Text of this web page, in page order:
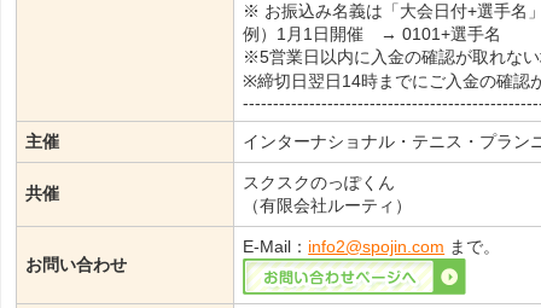
※ お振込み名義は「大会日付+選手名
例）1月1日開催 → 0101+選手名
※5営業日以内に入金の確認が取れな
※締切日翌日14時までにご入金の確認
主催
インターナショナル・テニス・プラン
共催
スクスクのっぽくん
（有限会社ルーティ）
お問い合わせ
E-Mail： info2@spojin.com まで。